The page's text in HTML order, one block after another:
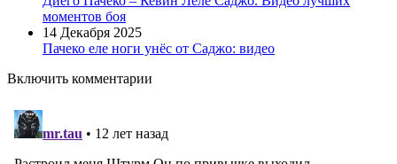
моментов боя
14 Декабря 2025
Пачеко еле ноги унёс от Саджо: видео
Включить комментарии